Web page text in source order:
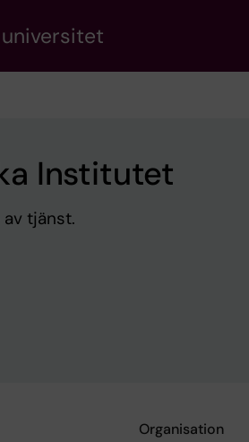
Institutet
tjänst.
Organisation